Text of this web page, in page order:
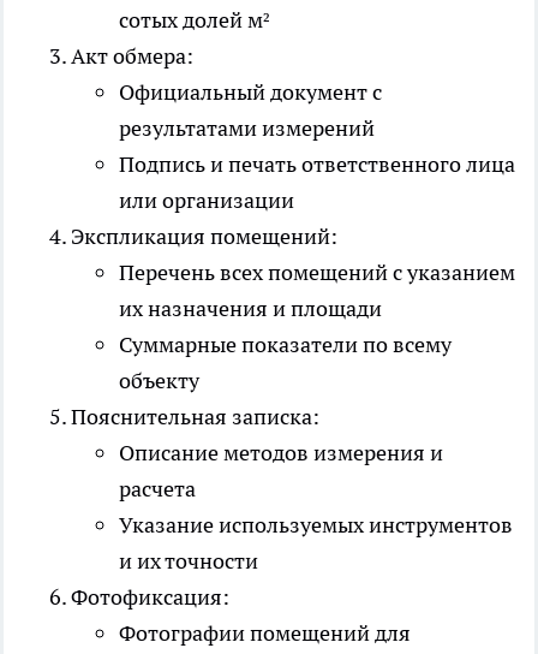
сотых долей м²
Акт обмера:
Официальный документ с
результатами измерений
Подпись и печать ответственного лица
или организации
Экспликация помещений:
Перечень всех помещений с указанием
их назначения и площади
Суммарные показатели по всему
объекту
Пояснительная записка:
Описание методов измерения и
расчета
Указание используемых инструментов
и их точности
Фотофиксация:
Фотографии помещений для